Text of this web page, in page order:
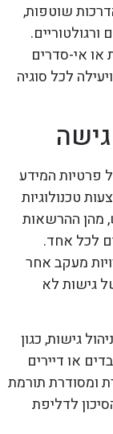
שוטפות,
ורגולטוריים.
או אי-סדרים
לכל סוגיה
פרטיות המידע
טכנולוגיות
מהן ההרשאות
לכל אחד.
מעקב אחר
גישות לא
גישות, כגון
או דיירים
ומסודרת תורמת
לדליפת